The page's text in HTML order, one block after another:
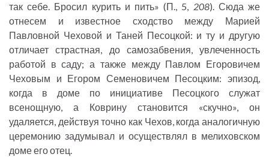
так себе. Бросил курить и пить» (П., 5, 208). Сюда же
отнесем и известное сходство между Марией
Павловной Чеховой и Таней Песоцкой: и ту и другую
отличает страстная, до самозабвения, увлеченность
работой в саду; а также между Павлом Егоровичем
Чеховым и Егором Семеновичем Песоцким: эпизод,
когда в доме по инициативе Песоцкого служат
всенощную, а Коврину становится «скучно», он
удаляется, действуя точно как Чехов, когда аналогичную
церемонию задумывал и осуществлял в мелиховском
доме его отец.